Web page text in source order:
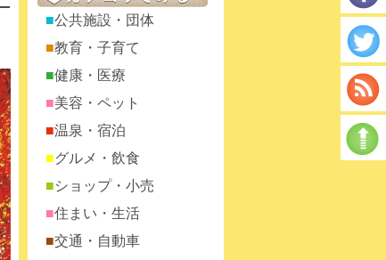
公共施設・団体
教育・子育て
健康・医療
美容・ペット
温泉・宿泊
グルメ・飲食
ショップ・小売
住まい・生活
交通・自動車